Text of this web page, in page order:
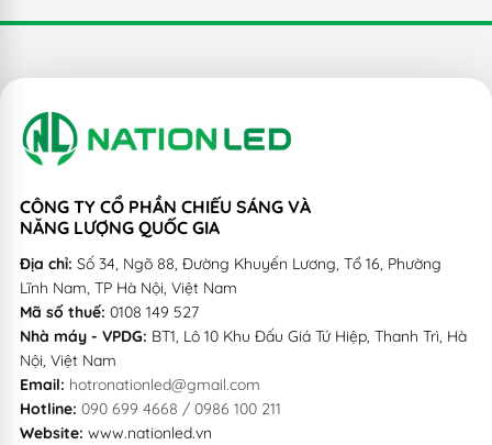
CÔNG TY CỔ PHẦN CHIẾU SÁNG VÀ
NĂNG LƯỢNG QUỐC GIA
Địa chỉ: Số 34, Ngõ 88, Đường Khuyến Lương, Tổ 16, Phường
Lĩnh Nam, TP Hà Nội, Việt Nam
Mã số thuế: 0108 149 527
Nhà máy - VPDG: BT1, Lô 10 Khu Đấu Giá Tứ Hiệp, Thanh Trì, Hà
Nội, Việt Nam
Email: hotronationled@gmail.com
Hotline: 090 699 4668 / 0986 100 211
Website: www.nationled.vn